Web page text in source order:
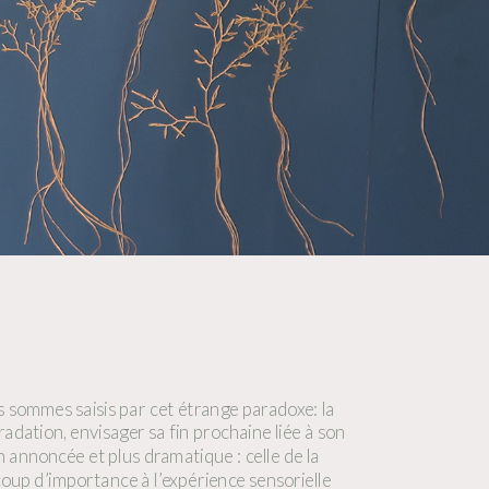
saisis par cet étrange paradoxe: la
envisager sa fin prochaine liée à son
et plus dramatique : celle de la
d’importance à l’expérience sensorielle